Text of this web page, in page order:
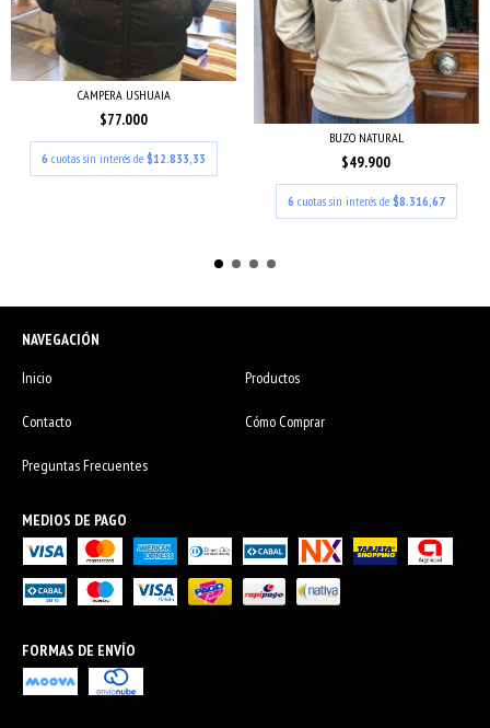
CAMPERA USHUAIA
$77.000
6 cuotas sin interés de$12.833,33
BUZO NATURAL
$49.900
6 cuotas sin interés de $8.316,67
NAVEGACIÓN
Inicio
Productos
Contacto Cómo Comprar
Preguntas Frecuentes
MEDIOS DE PAGO
FORMAS DE ENVÍO